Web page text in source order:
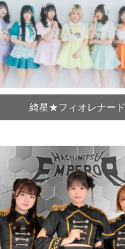
綺星★フィオレナード